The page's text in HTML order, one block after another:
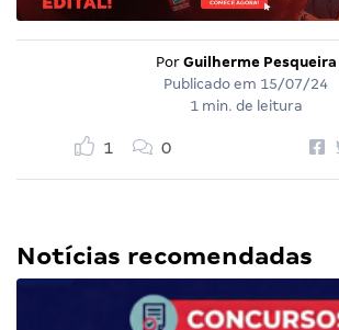
Por Guilherme Pesqueira
Publicado em 15/07/24
1 min. de leitura
1 0
Notícias recomendadas